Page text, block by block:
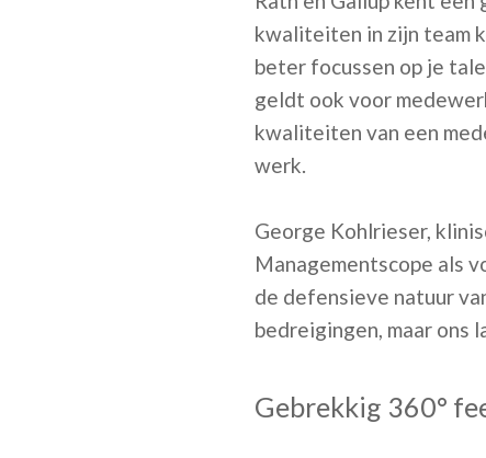
kwaliteiten in zijn team
beter focussen op je
geldt ook voor
kwaliteiten van een
werk.
George Kohlrieser,
Managementscope als
de defensieve natuur
bedreigingen, maar ons
Gebrekkig 360°